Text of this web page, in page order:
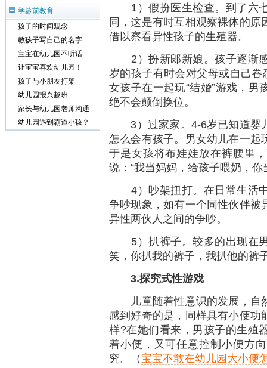
1）假扮医生检查。到了六七
同，这是有时互相观察裸体的原
借以察看异性孩子的生殖器。
2）扮新郎新娘。孩子逐渐感
岁的孩子有时会对父母或自己眷
女孩子在一起玩“结婚”游戏，
绝不会颠倒换位。
3）过家家。4-6岁已知道婴
怎么会有孩子。男女幼儿在一起
于是女孩将布娃娃放在裤腰里
说：“我当妈妈，给孩子喂奶，
4）吵架扭打。在日常生活中
争吵现象，如有一个同性伙伴被
异性两伙人之间的争吵。
5）扒裤子。较多的出现在男
笑，你扒我的裤子，我扒他的裤
3.探究式性游戏
儿童随着性意识的发展，自
感到好奇的是，同样具有小便功
样?在她们看来，男孩子的生殖
着小便，又可任意控制小便方
究。（宝宝不敢在幼儿园大小便
学龄前教育
孩子的时间观念
教孩子写自己的名字
宝宝在幼儿园不听话
让宝宝喜欢幼儿园！
孩子与小朋友打架
幼儿园报兴趣班
家长与幼儿园老师沟通
幼儿园遇到霸道小孩？